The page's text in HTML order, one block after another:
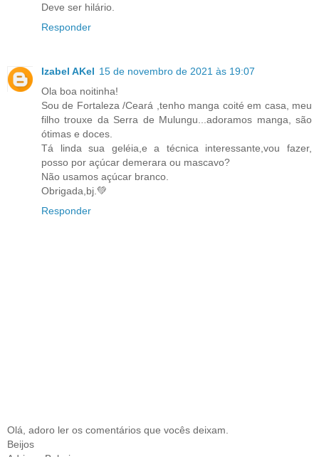
Deve ser hilário.
Responder
Izabel AKel 15 de novembro de 2021 às 19:07
Ola boa noitinha!
Sou de Fortaleza /Ceará ,tenho manga coité em casa, meu
filho trouxe da Serra de Mulungu...adoramos manga, são
ótimas e doces.
Tá linda sua geléia,e a técnica interessante,vou fazer,
posso por açúcar demerara ou mascavo?
Não usamos açúcar branco.
Obrigada,bj.💚
Responder
Olá, adoro ler os comentários que vocês deixam.
Beijos